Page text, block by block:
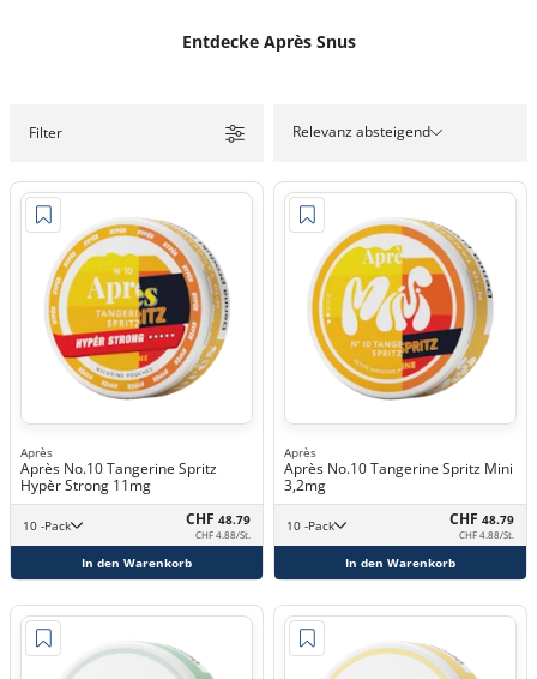
Entdecke Après Snus
Filter Relevanz absteigend
Après
Après No.10 Tangerine Spritz
Hypèr Strong 11mg
10 -Pack CHF 48.79
CHF 4.88/St.
In den Warenkorb
Après
Après No.10 Tangerine Spritz Mini
3,2mg
10 -Pack CHF 48.79
CHF 4.88/St.
In den Warenkorb